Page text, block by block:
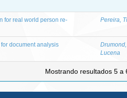
for real world person re-
Pereira,
document analysis
Lucena
Mostrando resultados 5 a